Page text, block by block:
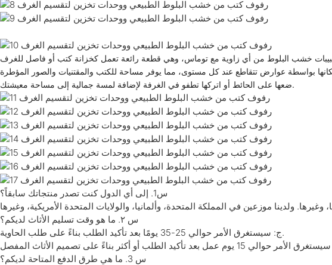
ضعها على الحائط أو اتركها تطفو في الغرفة لإضافة لمسة جمالية إلى مساحة معيشتك.
س1. إلى أي الدول كنت تصدر منتجاتك سابقاً؟
س ٢. ما هو وقت تسليم الأثاث لديكم؟
ج: سيستغرق الأمر حوالي 25-35 يومًا بعد تأكيد الطلب بناءً على طلب الحاوية.
س 3. ما هي طرق الدفع المتاحة لديكم؟